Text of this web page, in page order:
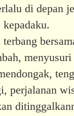
di depan
kepadaku.
perjalanan